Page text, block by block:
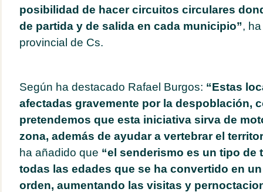
posibilidad de hacer circuitos circulares
de partida y de salida en cada municipio”,
provincial de Cs.
Según ha destacado Rafael Burgos: “Estas
afectadas gravemente por la despoblación,
pretendemos que esta iniciativa sirva de
zona, además de ayudar a vertebrar el
ha añadido que “el senderismo es un tipo de
todas las edades que se ha convertido en
orden, aumentando las visitas y